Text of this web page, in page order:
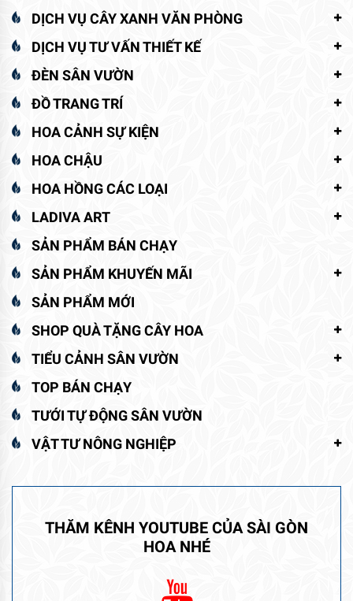
DỊCH VỤ CÂY XANH VĂN PHÒNG
DỊCH VỤ TƯ VẤN THIẾT KẾ
ĐÈN SÂN VƯỜN
ĐỒ TRANG TRÍ
HOA CẢNH SỰ KIỆN
HOA CHẬU
HOA HỒNG CÁC LOẠI
LADIVA ART
SẢN PHẨM BÁN CHẠY
SẢN PHẨM KHUYẾN MÃI
SẢN PHẨM MỚI
SHOP QUÀ TẶNG CÂY HOA
TIỂU CẢNH SÂN VƯỜN
TOP BÁN CHẠY
TƯỚI TỰ ĐỘNG SÂN VƯỜN
VẬT TƯ NÔNG NGHIỆP
THĂM KÊNH YOUTUBE CỦA SÀI GÒN
HOA NHÉ